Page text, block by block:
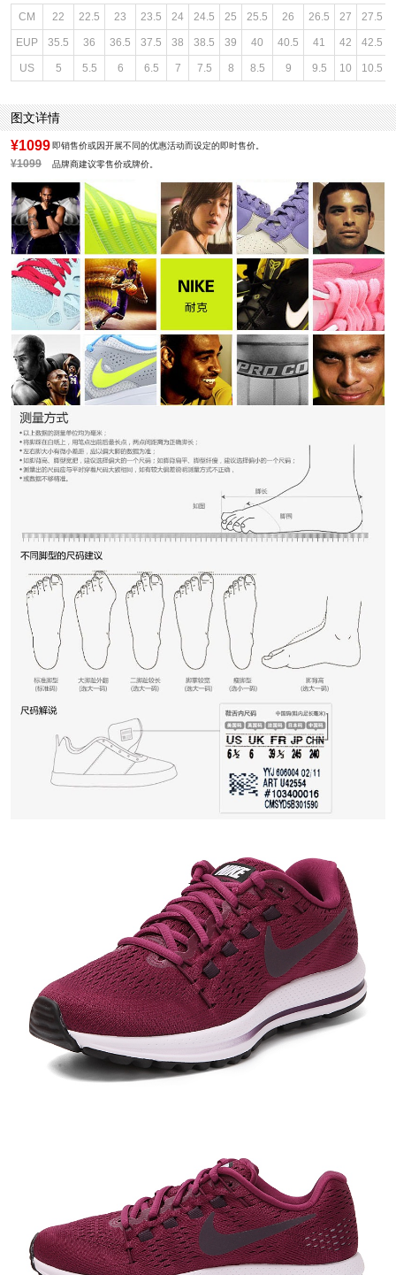
鞋底材质：橡胶底
色系：红色
主要功能：耐磨
风格：专业运动
闭合方式：系带
CM 22 22.5 23 23.5 24 24.5 25 25.5 26 26.5 27 27.5
EUP 35.5 36 36.5 37.5 38 38.5 39 40 40.5 41 42 42.5
US 5 5.5 6 6.5 7 7.5 8 8.5 9 9.5 10 10.5
图文详情
¥1099 即销售价或因开展不同的优惠活动而设定的即时售价。
¥1099 品牌商建议零售价或牌价。